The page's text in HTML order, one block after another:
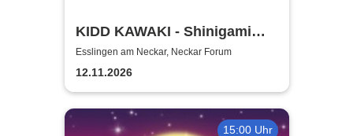
KIDD KAWAKI - Shinigami
Tour
Esslingen am Neckar, Neckar Forum
12.11.2026
15:00 Uhr